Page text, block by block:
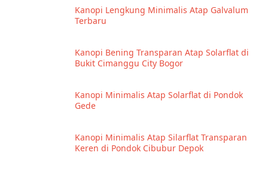
Kanopi Lengkung Minimalis Atap Galvalum
Terbaru
Kanopi Bening Transparan Atap Solarflat di
Bukit Cimanggu City Bogor
Kanopi Minimalis Atap Solarflat di Pondok
Gede
Kanopi Minimalis Atap Silarflat Transparan
Keren di Pondok Cibubur Depok